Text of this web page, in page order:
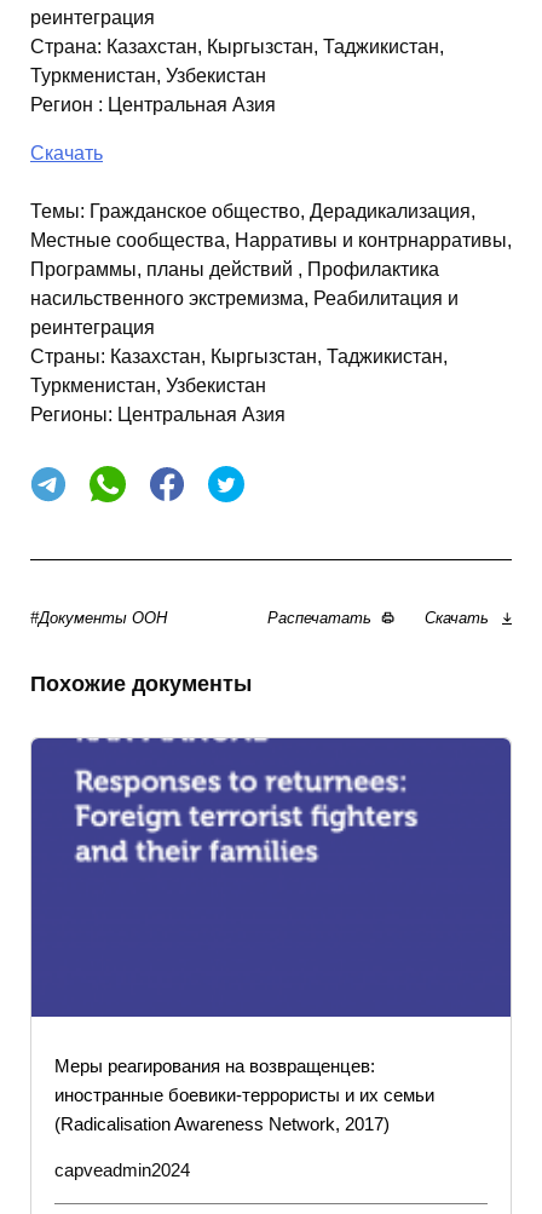
реинтеграция
Страна: Казахстан, Кыргызстан, Таджикистан,
Туркменистан, Узбекистан
Регион : Центральная Азия
Скачать
Темы: Гражданское общество, Дерадикализация,
Местные сообщества, Нарративы и контрнарративы,
Программы, планы действий , Профилактика
насильственного экстремизма, Реабилитация и
реинтеграция
Страны: Казахстан, Кыргызстан, Таджикистан,
Туркменистан, Узбекистан
Регионы: Центральная Азия
#Документы ООН Распечатать Скачать
Похожие документы
Меры реагирования на возвращенцев:
иностранные боевики-террористы и их семьи
(Radicalisation Awareness Network, 2017)
capveadmin2024